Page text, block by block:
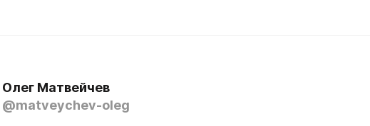
Олег Матвейчев
@matveychev-oleg